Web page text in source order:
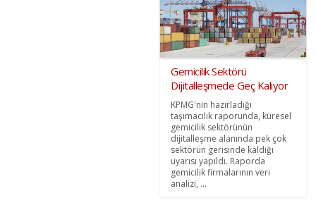
Gemicilik Sektörü
Dijitalleşmede Geç Kalıyor
KPMG'nin hazırladığı
taşımacılık raporunda, küresel
gemicilik sektörünün
dijitalleşme alanında pek çok
sektörün gerisinde kaldığı
uyarısı yapıldı. Raporda
gemicilik firmalarının veri
analizi, ...